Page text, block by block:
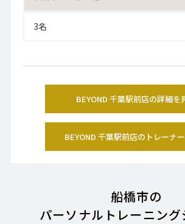
3名
BEYOND 千葉駅前店の詳細を
BEYOND 千葉駅前店のトレーナ
船橋市の
パーソナルトレーニン